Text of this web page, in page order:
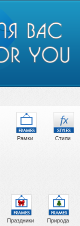
Рамки Стили
Праздники Природа